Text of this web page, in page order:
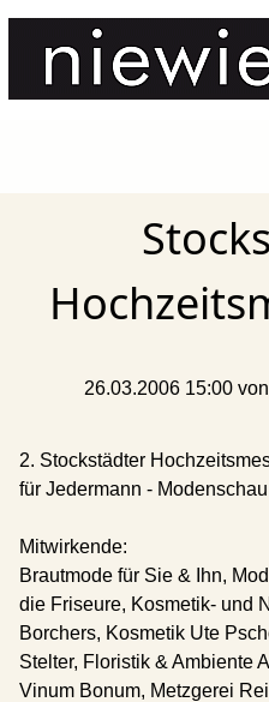
26.03.2006 15:00von
2. Stockstädter
für Jedermann - Modenschau
Mitwirkende:
Brautmode für Sie & Ihn,
die Friseure, Kosmetik- und
Borchers, Kosmetik Ute
Stelter, Floristik & Ambiente
Vinum Bonum, Metzgerei